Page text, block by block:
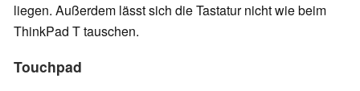
liegen. Außerdem lässt sich die Tastatur nicht wie beim
ThinkPad T tauschen.
Touchpad